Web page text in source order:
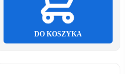
DO KOSZYKA